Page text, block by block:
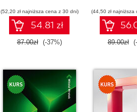
(52,20 zł najniższa cena z 30 dni)
54.81 zł
87.00zł (-37%)
(44,50 zł najniższa
89.00zł